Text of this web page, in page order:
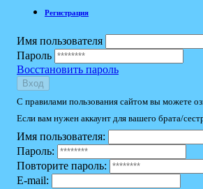
Регистрация
Имя пользователя
Пароль
Восстановить пароль
Вход
С правилами пользования сайтом вы можете
Если вам нужен аккаунт для вашего брата/
Имя пользователя:
Пароль:
Повторите пароль:
E-mail: